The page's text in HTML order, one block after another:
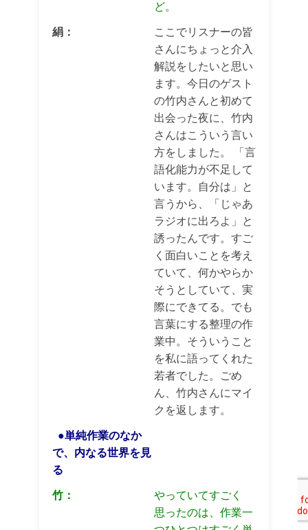
ど。
絹：
ここでリスナーの皆
さんにちょっと介入
解説をしたいと思い
ます。今日のゲスト
の竹内さんと初めて
出会った夜に、竹内
さんはこういう言い
方をしました。 「言
語化能力が不足して
います。自分は」と
言うから、「じゃあ
ラジオに出ろよ」と
誘ったんです。すご
く面白いことを考え
ていて、何かやらか
そうとしていて、実
際にできてる。でも
言葉にする整理の作
業中。そういうこと
を私に語ってくれた
若者でした。ごめ
ん、竹内さんにマイ
クを返します。
●単純作業のなか
で、内なる世界を見
る
竹：
やっていてすごく
思ったのは、作業一